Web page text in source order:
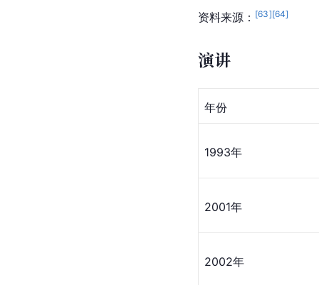
资料来源： [63][64]
演讲
年份
1993年
2001年
2002年